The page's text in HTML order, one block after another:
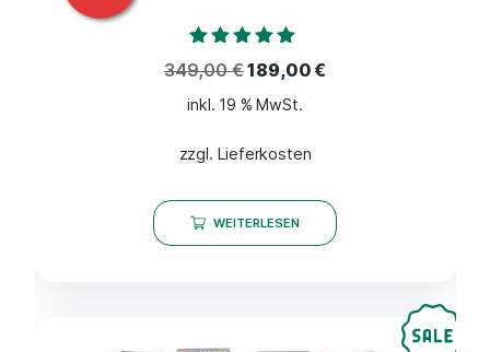
Bewertet mit
5.00
von 5
349,00€189,00€
inkl. 19 % MwSt.
zzgl. Lieferkosten
WEITERLESEN